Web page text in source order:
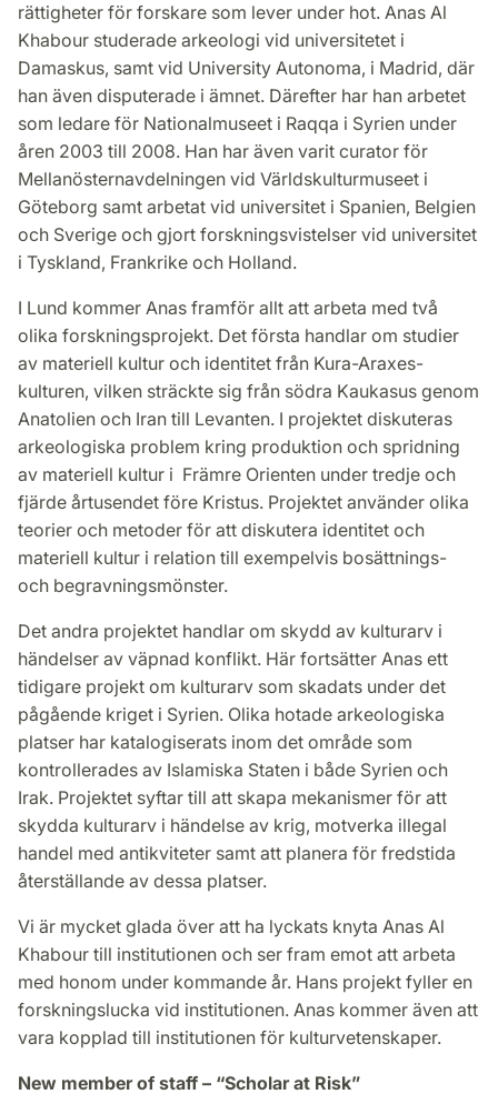
rättigheter för forskare som lever under hot. Anas Al
Khabour studerade arkeologi vid universitetet i
Damaskus, samt vid University Autonoma, i Madrid, där
han även disputerade i ämnet. Därefter har han arbetet
som ledare för Nationalmuseet i Raqqa i Syrien under
åren 2003 till 2008. Han har även varit curator för
Mellanösternavdelningen vid Världskulturmuseet i
Göteborg samt arbetat vid universitet i Spanien, Belgien
och Sverige och gjort forskningsvistelser vid universitet
i Tyskland, Frankrike och Holland.
I Lund kommer Anas framför allt att arbeta med två
olika forskningsprojekt. Det första handlar om studier
av materiell kultur och identitet från Kura-Araxes-
kulturen, vilken sträckte sig från södra Kaukasus genom
Anatolien och Iran till Levanten. I projektet diskuteras
arkeologiska problem kring produktion och spridning
av materiell kultur i Främre Orienten under tredje och
fjärde årtusendet före Kristus. Projektet använder olika
teorier och metoder för att diskutera identitet och
materiell kultur i relation till exempelvis bosättnings-
och begravningsmönster.
Det andra projektet handlar om skydd av kulturarv i
händelser av väpnad konflikt. Här fortsätter Anas ett
tidigare projekt om kulturarv som skadats under det
pågående kriget i Syrien. Olika hotade arkeologiska
platser har katalogiserats inom det område som
kontrollerades av Islamiska Staten i både Syrien och
Irak. Projektet syftar till att skapa mekanismer för att
skydda kulturarv i händelse av krig, motverka illegal
handel med antikviteter samt att planera för fredstida
återställande av dessa platser.
Vi är mycket glada över att ha lyckats knyta Anas Al
Khabour till institutionen och ser fram emot att arbeta
med honom under kommande år. Hans projekt fyller en
forskningslucka vid institutionen. Anas kommer även att
vara kopplad till institutionen för kulturvetenskaper.
New member of staff – “Scholar at Risk”